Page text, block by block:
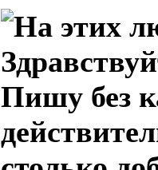
Пишу без